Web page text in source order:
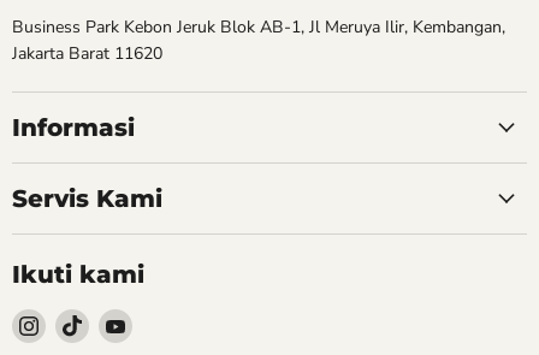
Business Park Kebon Jeruk Blok AB-1, Jl Meruya Ilir, Kembangan,
Jakarta Barat 11620
Informasi
Servis Kami
Ikuti kami
Follow
kami
Follow
kami
Follow